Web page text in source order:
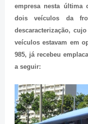
empresa nesta última
dois veículos da
descaracterização,
veículos estavam em
985, já recebeu
a seguir: